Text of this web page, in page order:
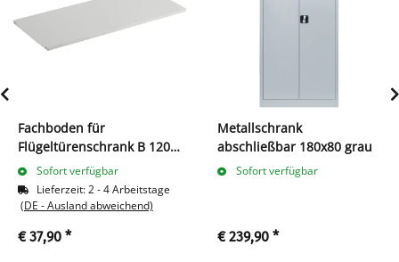
Fachboden für
Flügeltürenschrank B 1200
x T 422 mm, lichtgrau
Sofort verfügbar
Lieferzeit:2 - 4 Arbeitstage
(DE - Ausland abweichend)
€ 37,90 *
Metallschrank
abschließbar 180x80 grau
Sofort verfügbar
€ 239,90 *